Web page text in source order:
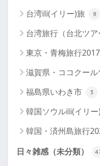
台湾ili(イリー)旅 8
台湾旅行（台北ツ
東京・青梅旅行2017
滋賀県・ココクール
福島県いわき市 3
韓国ソウルili(イリー
韓国・済州島旅行
日々雑感（未分類）